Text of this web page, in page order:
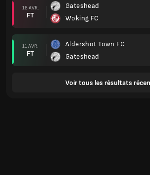
18 AVR.
FT
Gateshead
Woking FC
11 AVR.
FT
Aldershot Town FC
Gateshead
Voir tous les résultats